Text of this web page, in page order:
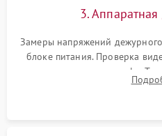
3. Аппаратная
Замеры напряжений
блоке питания. Проверка
помощью осциллографа.
светодиодных планок